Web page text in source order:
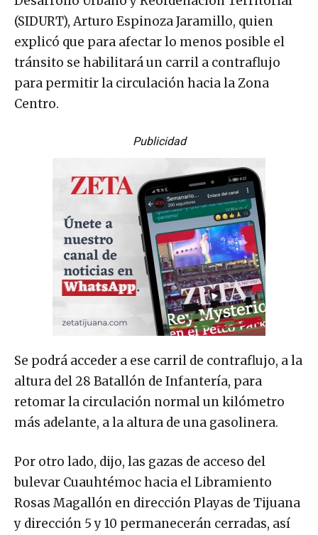
(SIDURT), Arturo Espinoza Jaramillo, quien
explicó que para afectar lo menos posible el
tránsito se habilitará un carril a contraflujo
para permitir la circulación hacia la Zona
Centro.
Publicidad
Se podrá acceder a ese carril de contraflujo, a la
altura del 28 Batallón de Infantería, para
retomar la circulación normal un kilómetro
más adelante, a la altura de una gasolinera.
Por otro lado, dijo, las gazas de acceso del
bulevar Cuauhtémoc hacia el Libramiento
Rosas Magallón en dirección Playas de Tijuana
y dirección 5 y 10 permanecerán cerradas, así